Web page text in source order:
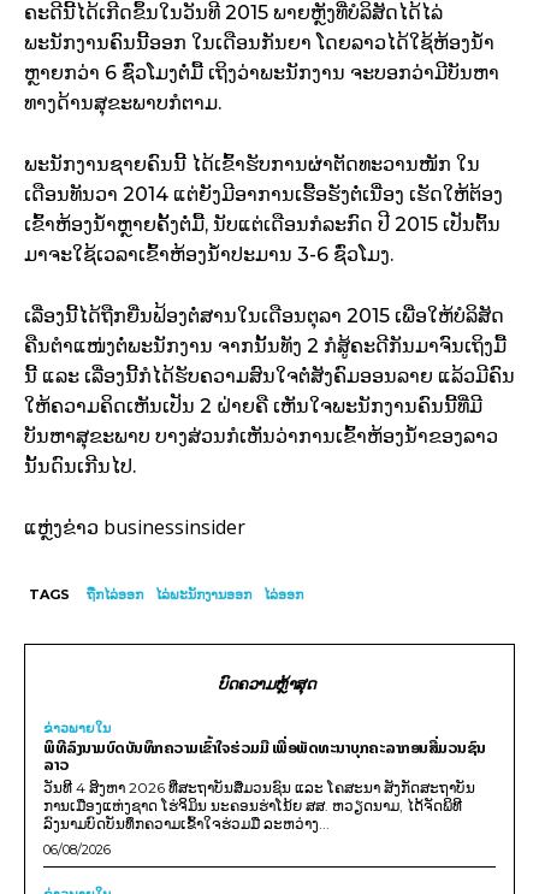
ຄະດີນີ້ໄດ້ເກີດຂຶ້ນໃນວັນທີ 2015 ພາຍຫຼັງທີ່ບໍລິສັດໄດ້ໄລ່
ພະນັກງານຄົນນີ້ອອກ ໃນເດືອນກັນຍາ ໂດຍລາວໄດ້ໃຊ້ຫ້ອງນ້ຳ
ຫຼາຍກວ່າ 6 ຊົ່ວໂມງຕໍ່ມື້ ເຖິງວ່າພະນັກງານ ຈະບອກວ່າມີບັນຫາ
ທາງດ້ານສຸຂະພາບກໍຕາມ.
ພະນັກງານຊາຍຄົນນີ້ ໄດ້ເຂົ້າຮັບການຜ່າຕັດທະວານໜັກ ໃນ
ເດືອນທັນວາ 2014 ແຕ່ຍັງມີອາການເຮື້ອຮັງຕໍ່ເນື່ອງ ເຮັດໃຫ້ຕ້ອງ
ເຂົ້າຫ້ອງນ້ຳຫຼາຍຄັ້ງຕໍ່ມື້, ນັບແຕ່ເດືອນກໍລະກົດ ປີ 2015 ເປັນຕົ້ນ
ມາຈະໃຊ້ເວລາເຂົ້າຫ້ອງນ້ຳປະມານ 3-6 ຊົ່ວໂມງ.
ເລື່ອງນີ້ໄດ້ຖືກຍື່ນຟ້ອງຕໍ່ສານໃນເດືອນຕຸລາ 2015 ເພື່ອໃຫ້ບໍລິສັດ
ຄືນຕຳແໜ່ງຕໍ່ພະນັກງານ ຈາກນັ້ນທັງ 2 ກໍສູ້ຄະດີກັນມາຈົນເຖິງມື້
ນີ້ ແລະ ເລື່ອງນີ້ກໍໄດ້ຮັບຄວາມສົນໃຈຕໍ່ສັງຄົມອອນລາຍ ແລ້ວມີຄົນ
ໃຫ້ຄວາມຄິດເຫັນເປັນ 2 ຝ່າຍຄື ເຫັນໃຈພະນັກງານຄົນນີ້ທີ່ມີ
ບັນຫາສຸຂະພາບ ບາງສ່ວນກໍເຫັນວ່າການເຂົ້າຫ້ອງນ້ຳຂອງລາວ
ນັ້ນດົນເກີນໄປ.
ແຫຼ່ງຂ່າວ businessinsider
TAGS ຖືກໄລ່ອອກ ໄລ່ພະນັກງານອອກ ໄລ່ອອກ
ບົດຄວາມຫຼ້າສຸດ
ຂ່າວພາຍ​ໃນ
ພິທີລົງນາມບົດບັນທຶກຄວາມເຂົ້າໃຈຮ່ວມມື ເພື່ອພັດທະນາບຸກຄະລາກອນສື່ມວນຊົນ
ລາວ
ວັນທີ 4 ສິງຫາ 2026 ທີ່ສະຖາບັນສື່ມວນຊົນ ແລະ ໂຄສະນາ ສັງກັດສະຖາບັນ
ການເມືອງແຫ່ງຊາດ ໂຮ່ຈິມິນ ນະຄອນຮ່າໂນ້ຍ ສສ. ຫວຽດນາມ, ໄດ້ຈັດພິທີ
ລົງນາມບົດບັນທຶກຄວາມເຂົ້າໃຈຮ່ວມມື ລະຫວ່າງ...
06/08/2026